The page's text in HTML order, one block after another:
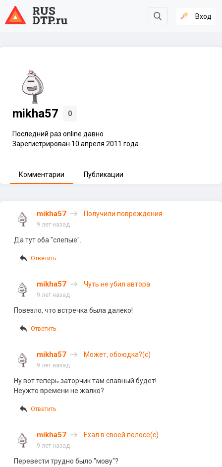
Вход
mikha57 0
Последний раз online давно
Зарегистрирован 10 апреля 2011 года
Комментарии Публикации
mikha57 Получили повреждения
9 лет назад
Да тут оба "слепые".
Ответить
mikha57 Чуть не убил автора
9 лет назад
Повезло, что встречка была далеко!
Ответить
mikha57 Может, обоюдка?(с)
9 лет назад
Ну вот теперь заторчик там славный будет!
Неужто времени не жалко?
Ответить
mikha57 Ехал в своей полосе(с)
9 лет назад
Перевести трудно было "мову"?